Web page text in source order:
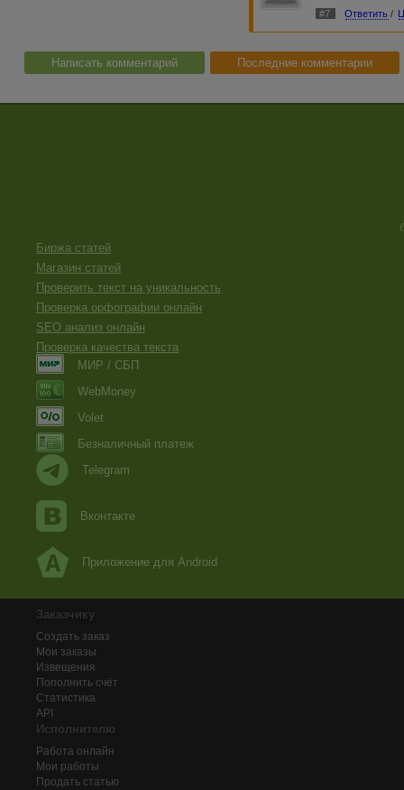
#7 Ответить /
Написать комментарий Последние комментарии
Биржа статей
Магазин статей
Проверить текст на уникальность
Проверка орфографии онлайн
SEO анализ онлайн
Проверка качества текста
МИР / СБП
WebMoney
Volet
Безналичный платеж
Telegram
Вконтакте
Приложение для Android
Заказчику
Создать заказ
Мои заказы
Извещения
Пополнить счёт
Статистика
API
Исполнителю
Работа онлайн
Мои работы
Продать статью